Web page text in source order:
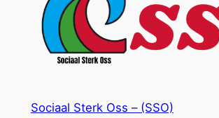
Sociaal Sterk Oss – (SSO)